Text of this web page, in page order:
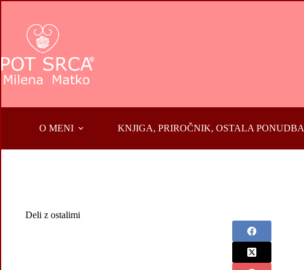
content
O MENI KNJIGA, PRIROČNIK, OSTALA PONUDBA
Deli z ostalimi